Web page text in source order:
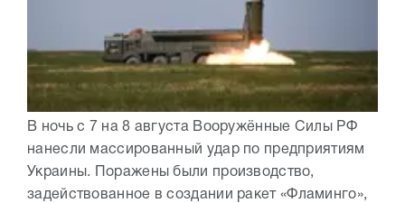
В ночь с 7 на 8 августа Вооружённые Силы РФ
нанесли массированный удар по предприятиям
Украины. Поражены были производство,
задействованное в создании ракет «Фламинго»,